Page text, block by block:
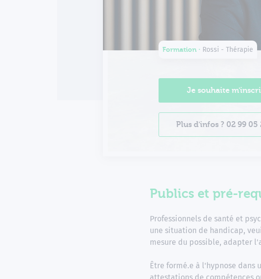
Formation ∙ Rossi - Thérapie
Je souhaite
Plus d'infos ? 02 99 05
Publics et pré-
Professionnels de santé et
une situation de handicap,
mesure du possible, adapter
Être formé.e à l'hypnose dans
attestations de compétences